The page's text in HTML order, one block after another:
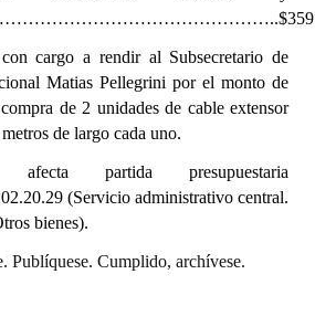
Registro
Huellas - Registro
cargo a rendir al Subsecretario de
Matias Pellegrini por el monto de
de 2 unidades de cable extensor
de largo cada uno.
partida presupuestaria
(Servicio administrativo central.
bienes).
Publíquese. Cumplido, archívese.